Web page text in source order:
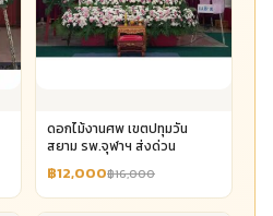
ดอกไม้งานศพ เขตปทุมวัน
สยาม รพ.จุฬาฯ ส่งด่วน
฿12,000฿16,000